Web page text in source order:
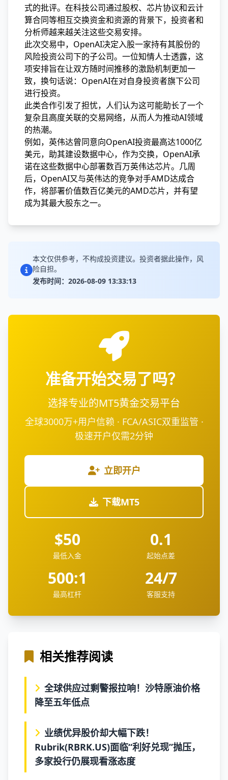
式的批评。在科技公司通过股权、芯片协议和云计
算合同等相互交换资金和资源的背景下，投资者和
分析师越来越关注这些交易安排。
此次交易中，OpenAI决定入股一家持有其股份的
风险投资公司下的子公司。一位知情人士透露，这
项安排旨在让双方随时间推移的激励机制更加一
致，换句话说：OpenAI在对自身投资者旗下公司
进行投资。
此类合作引发了担忧，人们认为这可能助长了一个
复杂且高度关联的交易网络，从而人为推动AI领域
的热潮。
例如，英伟达曾同意向OpenAI投资最高达1000亿
美元，助其建设数据中心，作为交换，OpenAI承
诺在这些数据中心部署数百万英伟达芯片。几周
后，OpenAI又与英伟达的竞争对手AMD达成合
作，将部署价值数百亿美元的AMD芯片，并有望
成为其最大股东之一。
本文仅供参考，不构成投资建议。投资者据此操作，风
险自担。
发布时间：2026-08-09 13:33:13
准备开始交易了吗？
选择专业的MT5黄金交易平台
全球3000万+用户信赖 · FCA/ASIC双重监管 ·
极速开户仅需2分钟
立即开户
下载MT5
$50
最低入金
0.1
起始点差
500:1
最高杠杆
24/7
客服支持
相关推荐阅读
全球供应过剩警报拉响！沙特原油价格
降至五年低点
业绩优异股价却大幅下跌！
Rubrik(RBRK.US)面临“利好兑现”抛压，
多家投行仍展现看涨态度